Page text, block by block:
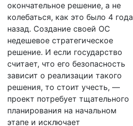
окончательное решение, а не
колебаться, как это было 4 года
назад. Создание своей ОС
недешевое стратегическое
решение. И если государство
считает, что его безопасность
зависит о реализации такого
решения, то стоит учесть, —
проект потребует тщательного
планирования на начальном
этапе и исключает